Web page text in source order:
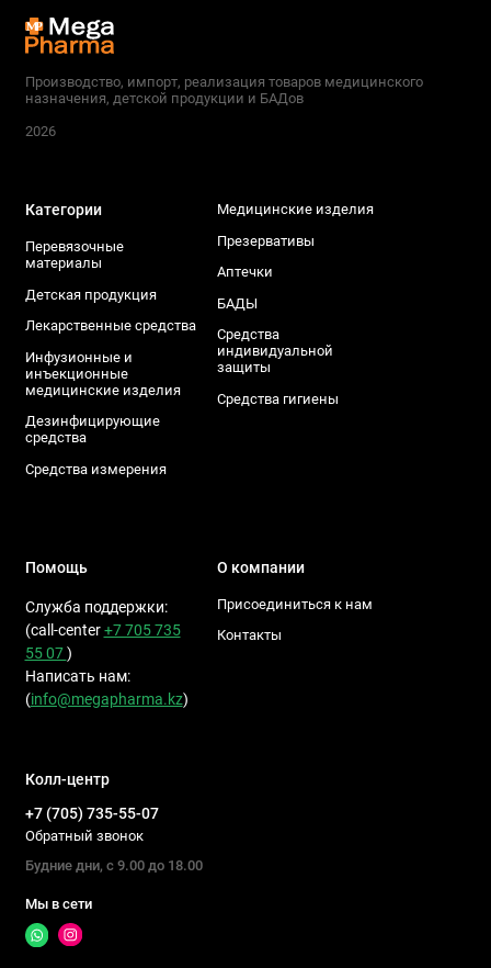
Производство, импорт, реализация товаров медицинского
назначения, детской продукции и БАДов
2026
Категории
Перевязочные
материалы
Детская продукция
Лекарственные средства
Инфузионные и
инъекционные
медицинские изделия
Дезинфицирующие
средства
Средства измерения
Медицинские изделия
Презервативы
Аптечки
БАДЫ
Средства
индивидуальной
защиты
Средства гигиены
Помощь
Служба поддержки:
(call-center+7 705 735
55 07)
Написать нам:
(info@megapharma.kz)
О компании
Присоединиться к нам
Контакты
Колл-центр
+7 (705) 735-55-07
Обратный звонок
Будние дни, с 9.00 до 18.00
Мы в сети